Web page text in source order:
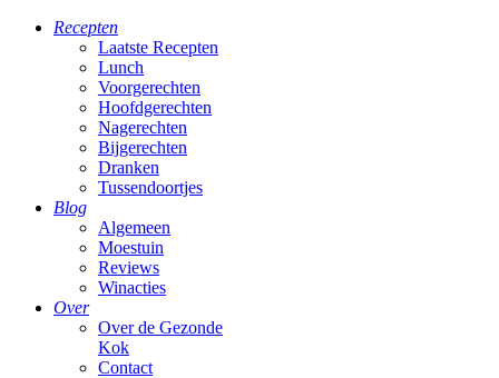
Recepten
Laatste Recepten
Lunch
Voorgerechten
Hoofdgerechten
Nagerechten
Bijgerechten
Dranken
Tussendoortjes
Blog
Algemeen
Moestuin
Reviews
Winacties
Over
Over de Gezonde
Kok
Contact